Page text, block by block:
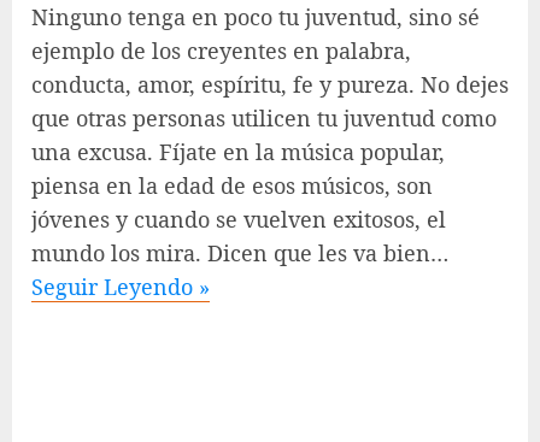
Ninguno tenga en poco tu juventud, sino sé
ejemplo de los creyentes en palabra,
conducta, amor, espíritu, fe y pureza. No dejes
que otras personas utilicen tu juventud como
una excusa. Fíjate en la música popular,
piensa en la edad de esos músicos, son
jóvenes y cuando se vuelven exitosos, el
mundo los mira. Dicen que les va bien…
Seguir Leyendo »